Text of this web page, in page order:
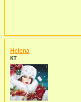
Helena
КТ